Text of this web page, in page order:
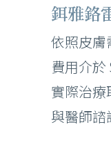
鉺雅鉻
依照皮膚
費用介於
實際治
與醫師諮